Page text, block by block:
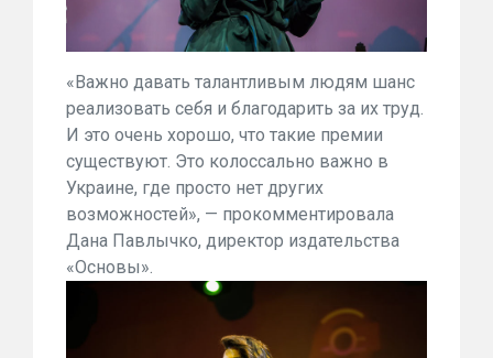
«Важно давать талантливым людям шанс
реализовать себя и благодарить за их труд.
И это очень хорошо, что такие премии
существуют. Это колоссально важно в
Украине, где просто нет других
возможностей», — прокомментировала
Дана Павлычко, директор издательства
«Основы».